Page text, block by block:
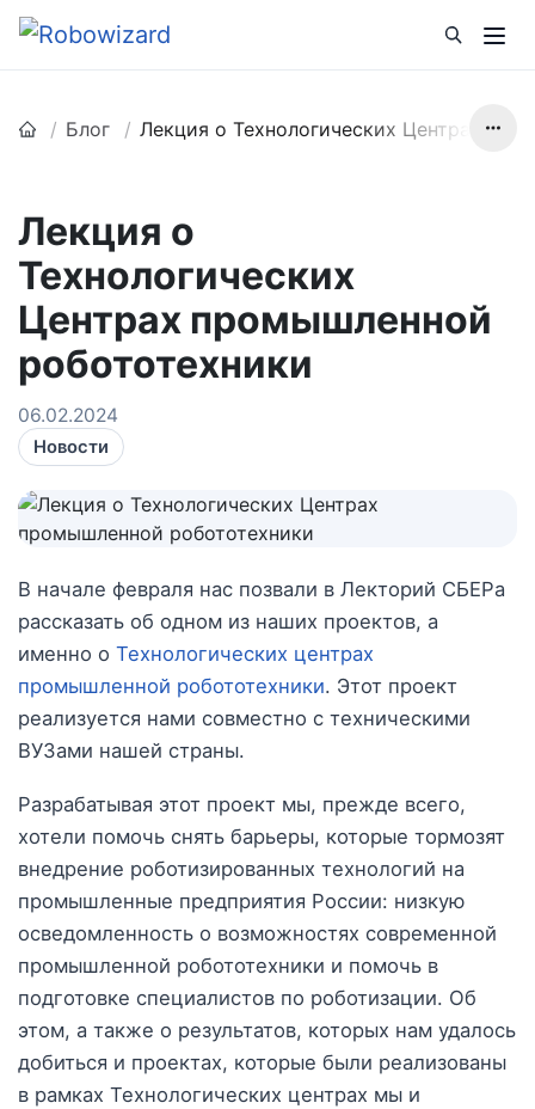
Блог Лекция о Технологических Центрах
Лекция о
Технологических
Центрах промышленной
робототехники
06.02.2024
Новости
В начале февраля нас позвали в Лекторий СБЕРа
рассказать об одном из наших проектов, а
именно о Технологических центрах
промышленной робототехники. Этот проект
реализуется нами совместно с техническими
ВУЗами нашей страны.
Разрабатывая этот проект мы, прежде всего,
хотели помочь снять барьеры, которые тормозят
внедрение роботизированных технологий на
промышленные предприятия России: низкую
осведомленность о возможностях современной
промышленной робототехники и помочь в
подготовке специалистов по роботизации. Об
этом, а также о результатов, которых нам удалось
добиться и проектах, которые были реализованы
в рамках Технологических центрах мы и